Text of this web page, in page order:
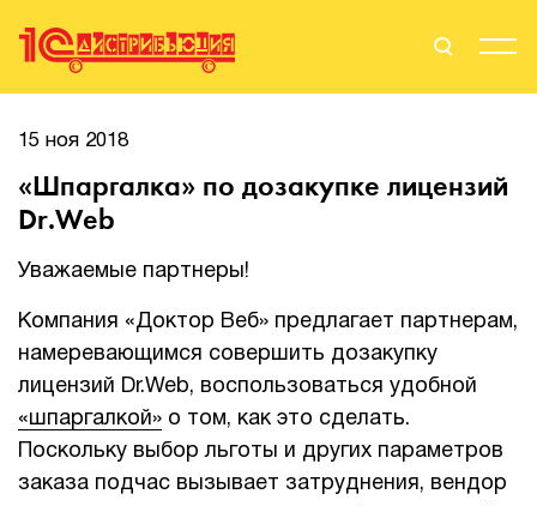
Поиск
Стать Партнером
Вендоры
Партнерам
15 ноя 2018
«Шпаргалка» по дозакупке лицензий
Dr.Web
Уважаемые партнеры!
Компания «Доктор Веб» предлагает партнерам,
намеревающимся совершить дозакупку
лицензий Dr.Web, воспользоваться удобной
«шпаргалкой» о том, как это сделать.
Поскольку выбор льготы и других параметров
заказа подчас вызывает затруднения, вендор